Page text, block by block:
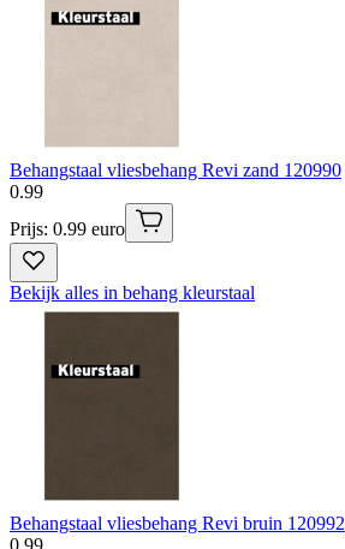
Behangstaal vliesbehang Revi zand 120990
0.99
Prijs: 0.99 euro
Bekijk alles in behang kleurstaal
Behangstaal vliesbehang Revi bruin 120992
0 99